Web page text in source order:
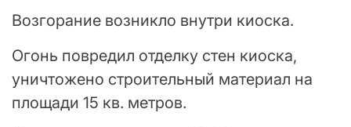
Возгорание возникло внутри киоска.
Огонь повредил отделку стен киоска,
уничтожено строительный материал на
площади 15 кв. метров.